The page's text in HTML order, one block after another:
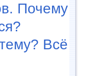
Почему
Всё